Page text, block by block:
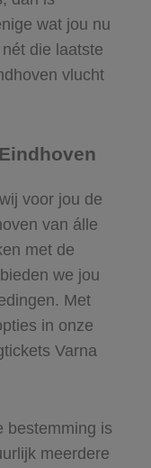
wat jou nu
die laatste
vlucht
voor jou de
van álle
met de
we jou
Met
in onze
Varna
bestemming is
meerdere